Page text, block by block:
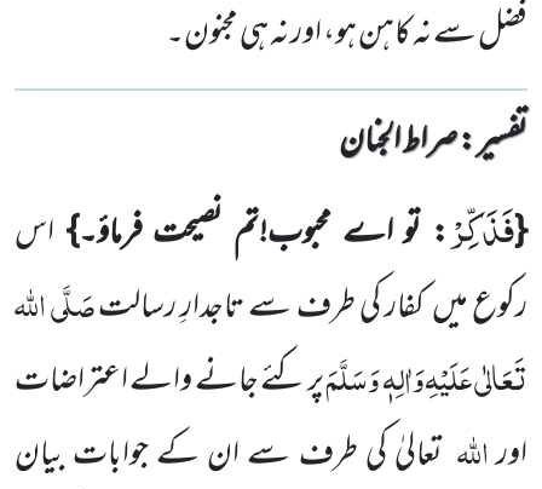
فضل سے نہ کاہن ہو، اور نہ ہی مجنون۔
تفسیر : ‎صراط الجنان
{فَذَكِّرْ: تو اے محبوب!تم نصیحت فرماؤ۔} اس
رکوع میں کفار کی طرف سے تاجدارِ رسالتصَلَّی اللہ
تَعَالٰی عَلَیْہِوَاٰلِہٖ وَسَلَّمَپر کئے جانے والے اعتراضات
اوراللہ تعالیٰ کی طرف سے ان کے جوابات بیان